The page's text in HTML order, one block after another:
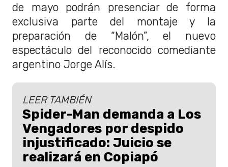
de mayo podrán presenciar de forma
exclusiva parte del montaje y la
preparación de “Malón”, el nuevo
espectáculo del reconocido comediante
argentino Jorge Alís.
LEER TAMBIÉN
Spider-Man demanda a Los
Vengadores por despido
injustificado: Juicio se
realizará en Copiapó